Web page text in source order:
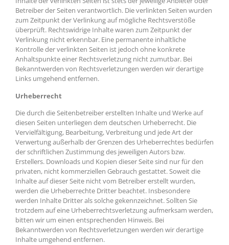
Betreiber der Seiten verantwortlich. Die verlinkten Seiten wurden
zum Zeitpunkt der Verlinkung auf mögliche Rechtsverstöße
überprüft. Rechtswidrige Inhalte waren zum Zeitpunkt der
Verlinkung nicht erkennbar. Eine permanente inhaltliche
Kontrolle der verlinkten Seiten ist jedoch ohne konkrete
Anhaltspunkte einer Rechtsverletzung nicht zumutbar. Bei
Bekanntwerden von Rechtsverletzungen werden wir derartige
Links umgehend entfernen.
Urheberrecht
Die durch die Seitenbetreiber erstellten Inhalte und Werke auf
diesen Seiten unterliegen dem deutschen Urheberrecht. Die
Vervielfältigung, Bearbeitung, Verbreitung und jede Art der
Verwertung außerhalb der Grenzen des Urheberrechtes bedürfen
der schriftlichen Zustimmung des jeweiligen Autors bzw.
Erstellers. Downloads und Kopien dieser Seite sind nur für den
privaten, nicht kommerziellen Gebrauch gestattet. Soweit die
Inhalte auf dieser Seite nicht vom Betreiber erstellt wurden,
werden die Urheberrechte Dritter beachtet. Insbesondere
werden Inhalte Dritter als solche gekennzeichnet. Sollten Sie
trotzdem auf eine Urheberrechtsverletzung aufmerksam werden,
bitten wir um einen entsprechenden Hinweis. Bei
Bekanntwerden von Rechtsverletzungen werden wir derartige
Inhalte umgehend entfernen.